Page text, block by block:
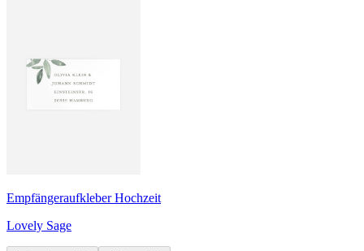
Empfängeraufkleber Hochzeit
Lovely Sage